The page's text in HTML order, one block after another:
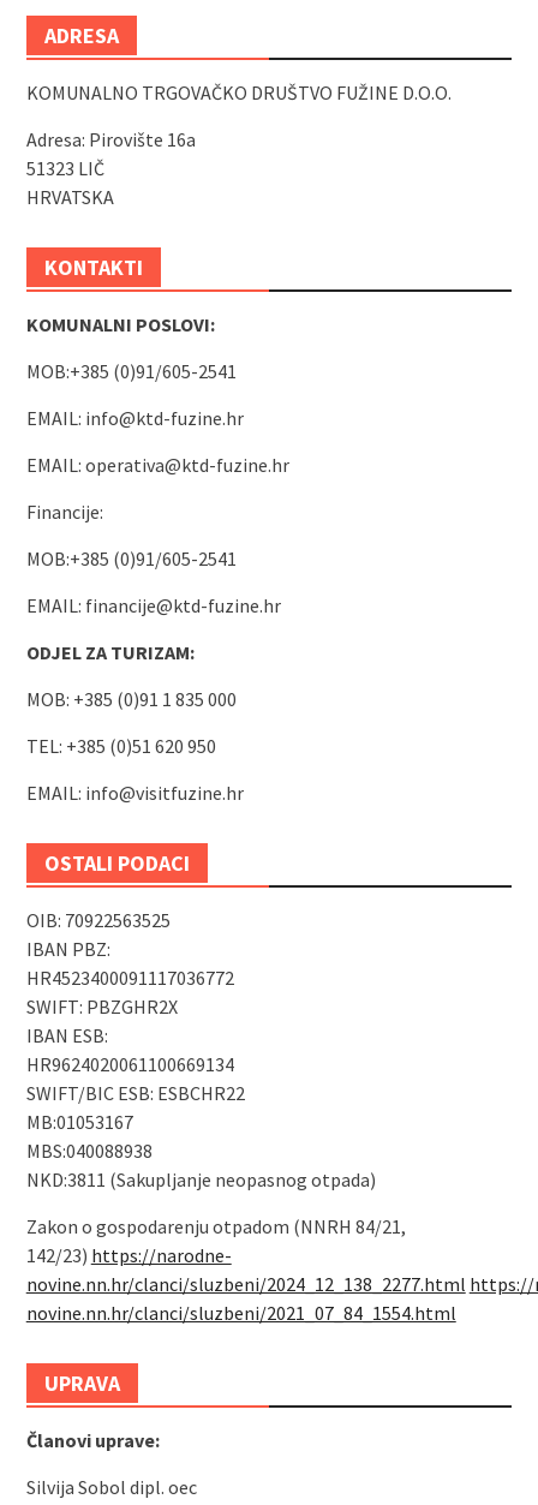
ADRESA
KOMUNALNO TRGOVAČKO DRUŠTVO FUŽINE D.O.O.
Adresa: Pirovište 16a
51323 LIČ
HRVATSKA
KONTAKTI
KOMUNALNI POSLOVI:
MOB:+385 (0)91/605-2541
EMAIL: info@ktd-fuzine.hr
EMAIL: operativa@ktd-fuzine.hr
Financije:
MOB:+385 (0)91/605-2541
EMAIL: financije@ktd-fuzine.hr
ODJEL ZA TURIZAM:
MOB: +385 (0)91 1 835 000
TEL: +385 (0)51 620 950
EMAIL: info@visitfuzine.hr
OSTALI PODACI
OIB: 70922563525
IBAN PBZ:
HR4523400091117036772
SWIFT: PBZGHR2X
IBAN ESB:
HR9624020061100669134
SWIFT/BIC ESB: ESBCHR22
MB:01053167
MBS:040088938
NKD:3811 (Sakupljanje neopasnog otpada)
Zakon o gospodarenju otpadom (NNRH 84/21,
142/23) https://narodne-
novine.nn.hr/clanci/sluzbeni/2024_12_138_2277.html https://
novine.nn.hr/clanci/sluzbeni/2021_07_84_1554.html
UPRAVA
Članovi uprave:
Silvija Sobol dipl. oec